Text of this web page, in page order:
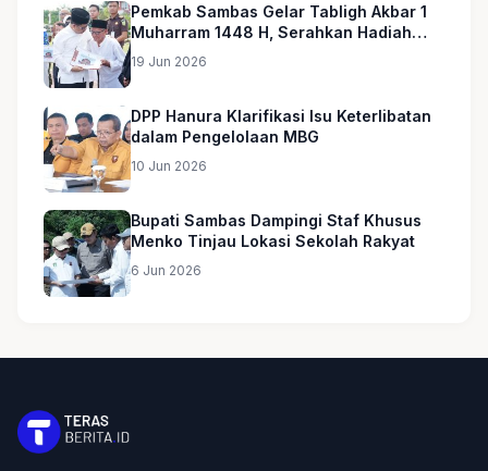
Pemkab Sambas Gelar Tabligh Akbar 1
Muharram 1448 H, Serahkan Hadiah
Umroh untuk Guru Ngaji dan Imam
19 Jun 2026
DPP Hanura Klarifikasi Isu Keterlibatan
dalam Pengelolaan MBG
10 Jun 2026
Bupati Sambas Dampingi Staf Khusus
Menko Tinjau Lokasi Sekolah Rakyat
6 Jun 2026